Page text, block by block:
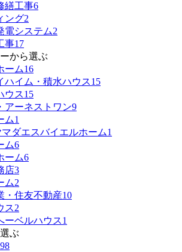
繕工事6
ング2
電システム2
事17
から選ぶ
ーム16
ハイム・積水ハウス15
ウス15
アーネストワン9
ム1
ダエスバイエルホーム1
ム6
ーム6
店3
ム2
・住友不動産10
ス2
ーベルハウス1
ぶ